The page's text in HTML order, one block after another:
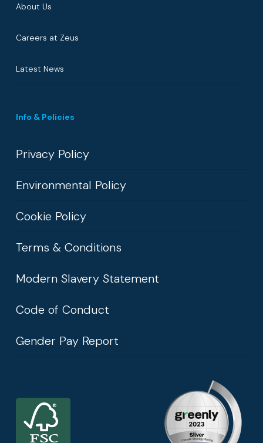
About Us
Careers at Zeus
Latest News
Info & Policies
Privacy Policy
Environmental Policy
Cookie Policy
Terms & Conditions
Modern Slavery Statement
Code of Conduct
Gender Pay Report